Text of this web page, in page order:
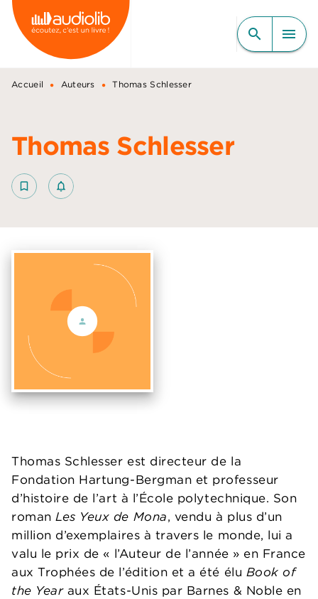
MENU RECHERCHE
CONTENU
PIED DE PAGE
search menu
Accueil • Auteurs • Thomas Schlesser
Thomas Schlesser
bookmark_border notifications_none_outlined
Thomas Schlesser est directeur de la
Fondation Hartung-Bergman et professeur
d’histoire de l’art à l’École polytechnique. Son
romanLes Yeux de Mona, vendu à plus d’un
million d’exemplaires à travers le monde, lui a
valu le prix de « l’Auteur de l’année » en France
aux Trophées de l’édition et a été élu Book of
the Yearaux États-Unis par Barnes & Noble en